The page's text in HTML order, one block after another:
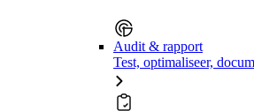
Audit & rapport
Test, optimaliseer,